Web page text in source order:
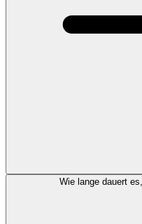
Wie lange dauert